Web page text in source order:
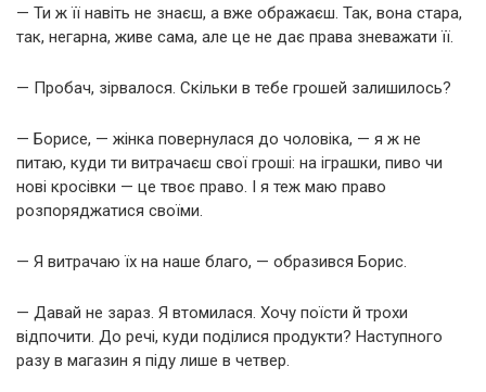
— Ти ж її навіть не знаєш, а вже ображаєш. Так, вона стара,
так, негарна, живе сама, але це не дає права зневажати її.
— Пробач, зірвалося. Скільки в тебе грошей залишилось?
— Борисе, — жінка повернулася до чоловіка, — я ж не
питаю, куди ти витрачаєш свої гроші: на іграшки, пиво чи
нові кросівки — це твоє право. І я теж маю право
розпоряджатися своїми.
— Я витрачаю їх на наше благо, — образився Борис.
— Давай не зараз. Я втомилася. Хочу поїсти й трохи
відпочити. До речі, куди поділися продукти? Наступного
разу в магазин я піду лише в четвер.